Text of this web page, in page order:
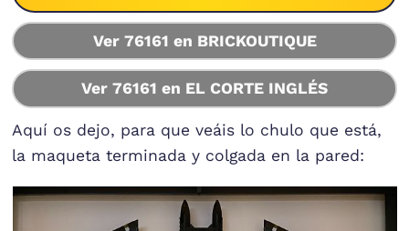
Ver 76161 en BRICKOUTIQUE
Ver 76161 en EL CORTE INGLÉS
Aquí os dejo, para que veáis lo chulo que está,
la maqueta terminada y colgada en la pared: